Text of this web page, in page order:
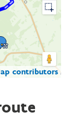
contributors